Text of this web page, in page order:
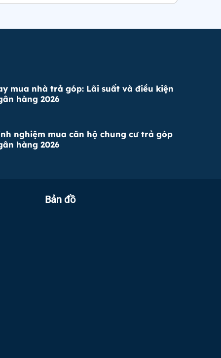
mua nhà trả góp: Lãi suất và điều kiện
hàng 2026
nghiệm mua căn hộ chung cư trả góp
hàng 2026
Bản đồ